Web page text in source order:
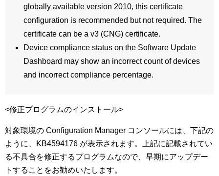
globally available version 2010, this certificate
configuration is recommended but not required. The
certificate can be a v3 (CNG) certificate.
Device compliance status on the Software Update
Dashboard may show an incorrect count of devices
and incorrect compliance percentage.
<修正プログラムのインストール>
対象環境の Configuration Manager コンソールには、下記の
ように、KB4594176 が表示されます。上記に記載されてい
る不具合を修正するプログラムなので、早期にアップデー
トすることをお勧めいたします。